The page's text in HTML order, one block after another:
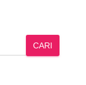
CARI